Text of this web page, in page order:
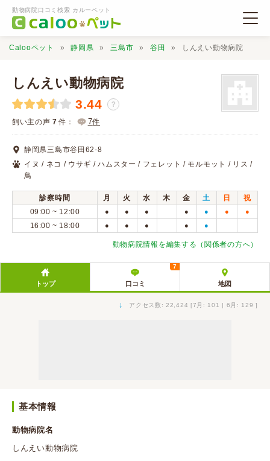
動物病院口コミ検索 カルーペット
動物病院検索
口コミ検索
Calooペットとは？
口コミ投稿
Calooペット 静岡県 三島市 谷田 しんえい動物病院
しんえい動物病院
3.44 ？
飼い主の声 7 件： 7件
静岡県三島市谷田62-8
イヌ / ネコ / ウサギ / ハムスター / フェレット / モルモット / リス /
鳥
診察時間 月 火 水 木 金 土 日
祝
09:00 ~ 12:00
● ● ● ● ● ● ●
16:00 ~ 18:00 ● ● ● ● ●
動物病院情報を編集する（関係者の方へ）
トップ 口コミ
7
地図
↓ アクセス数: 22,424 [7月: 101 | 6月: 129 ]
基本情報
動物病院名
しんえい動物病院